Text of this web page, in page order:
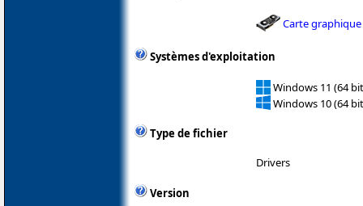
Carte graphique
Systèmes d'exploitation
Windows 11 (64
Windows 10 (64
Type de fichier
Drivers
Version